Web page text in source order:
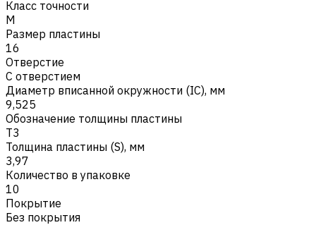
Класс точности
M
Размер пластины
16
Отверстие
С отверстием
Диаметр вписанной окружности (IC), мм
9,525
Обозначение толщины пластины
T3
Толщина пластины (S), мм
3,97
Количество в упаковке
10
Покрытие
Без покрытия